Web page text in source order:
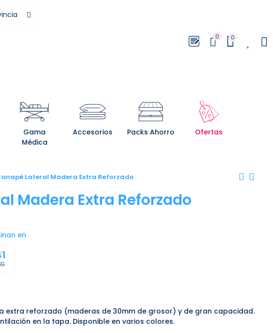
0 0
Gama
Médica
Accesorios Packs Ahorro Ofertas
Lateral Madera Extra Reforzado
Madera Extra Reforzado
en
extra reforzado (maderas de 30mm de grosor) y de gran capacidad.
en la tapa. Disponible en varios colores.